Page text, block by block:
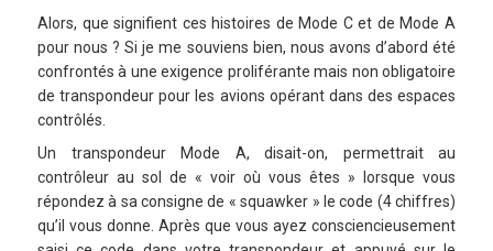
Alors, que signifient ces histoires de Mode C et de Mode A
pour nous ? Si je me souviens bien, nous avons d’abord été
confrontés à une exigence proliférante mais non obligatoire
de transpondeur pour les avions opérant dans des espaces
contrôlés.
Un transpondeur Mode A, disait-on, permettrait au
contrôleur au sol de « voir où vous êtes » lorsque vous
répondez à sa consigne de « squawker » le code (4 chiffres)
qu’il vous donne. Après que vous ayez consciencieusement